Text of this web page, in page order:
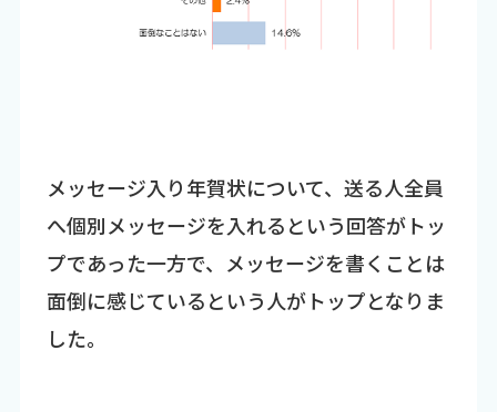
メッセージ入り年賀状について、送る人全員
へ個別メッセージを入れるという回答がトッ
プであった一方で、メッセージを書くことは
面倒に感じているという人がトップとなりま
した。